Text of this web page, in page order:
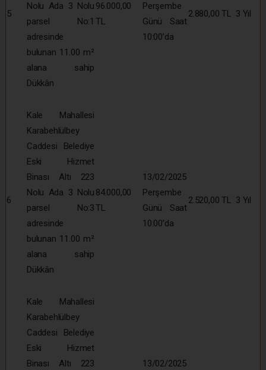
5
Nolu Ada 3 Nolu
parsel No:1
adresinde
bulunan 11.00 m²
alana sahip
Dükkân
96.000,00
TL
Perşembe
Günü Saat
10:00’da
2.880,00 TL 3 Yıl
6
Kale Mahallesi
Karabehlülbey
Caddesi Belediye
Eski Hizmet
Binası Altı 223
Nolu Ada 3 Nolu
parsel No:3
adresinde
bulunan 11.00 m²
alana sahip
Dükkân
84.000,00
TL
13/02/2025
Perşembe
Günü Saat
10:00’da
2.520,00 TL 3 Yıl
Kale Mahallesi
Karabehlülbey
Caddesi Belediye
Eski Hizmet
Binası Altı 223
13/02/2025